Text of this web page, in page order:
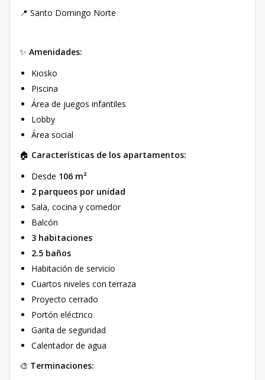
📍 Santo Domingo Norte
✨ Amenidades:
Kiosko
Piscina
Área de juegos infantiles
Lobby
Área social
🏠 Características de los apartamentos:
Desde 106 m²
2 parqueos por unidad
Sala, cocina y comedor
Balcón
3 habitaciones
2.5 baños
Habitación de servicio
Cuartos niveles con terraza
Proyecto cerrado
Portón eléctrico
Garita de seguridad
Calentador de agua
🎨 Terminaciones: